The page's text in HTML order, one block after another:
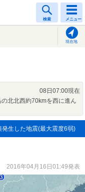
検索 メニュー
現在地
08日07:00現在
北北西約70kmを西に進ん
生した地震(最大震度6弱)
2016年04月16日01:49発表